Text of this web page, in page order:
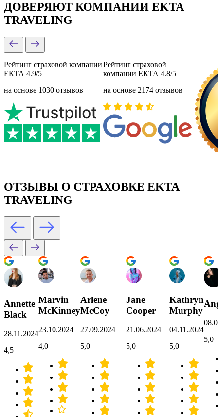
ДОВЕРЯЮТ КОМПАНИИ EKTA
TRAVELING
Рейтинг страховой компании
ЕКТА 4.9/5
на основе 1030 отзывов
Рейтинг страховой
компании ЕКТА 4.8/5
на основе 2174 отзывов
ОТЗЫВЫ О СТРАХОВКЕ EKTA
TRAVELING
Annette
Black
28.11.2024
4,5
Marvin
McKinney
23.10.2024
4,0
Arlene
McCoy
27.09.2024
5,0
Jane
Cooper
21.06.2024
5,0
Kathryn
Murphy
04.11.2024
5,0
5,0